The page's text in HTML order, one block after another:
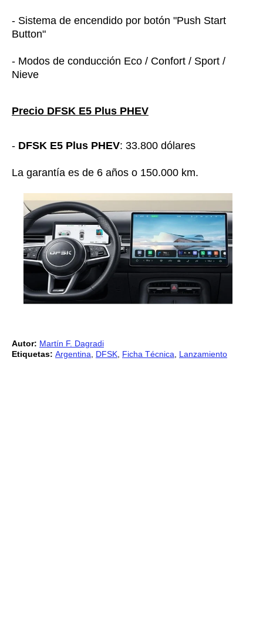
- Sistema de encendido por botón "Push Start
Button"
- Modos de conducción Eco / Confort / Sport /
Nieve
Precio DFSK E5 Plus PHEV
- DFSK E5 Plus PHEV: 33.800 dólares
La garantía es de 6 años o 150.000 km.
Autor: Martín F. Dagradi
Etiquetas: Argentina DFSK Ficha Técnica Lanzamiento